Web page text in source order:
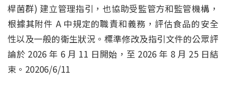
桿菌群) 建立管理指引，也協助受監管方和監管機構，
根據其附件 A 中規定的職責和義務，評估食品的安全
性以及一般的衛生狀況。標準修改及指引文件的公眾評
論於 2026 年 6 月 11 日開始，至 2026 年 8 月 25 日結
束。20206/6/11